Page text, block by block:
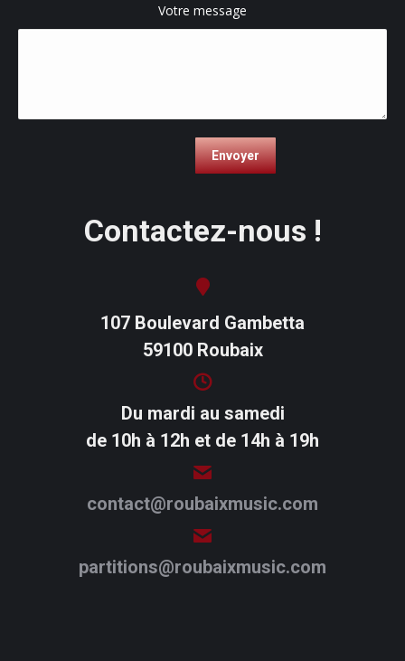
Votre message
Contactez-nous !
107 Boulevard Gambetta
59100 Roubaix
Du mardi au samedi
de 10h à 12h et de 14h à 19h
contact@roubaixmusic.com
partitions@roubaixmusic.com